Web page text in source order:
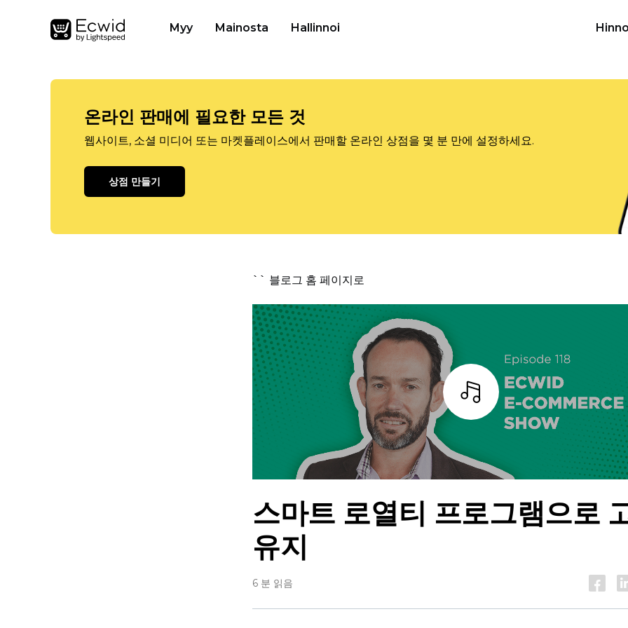
Myy Mainosta Hallinnoi
온라인 판매에 필요한 모든 것
웹사이트, 소셜 미디어 또는 마켓플레이스에서 판매할 온라인 상점을 몇 분 만에 설정하세요.
상점 만들기
`` 블로그 홈 페이지로
스마트 로열티 프로그램으로
유지
6 분 읽음